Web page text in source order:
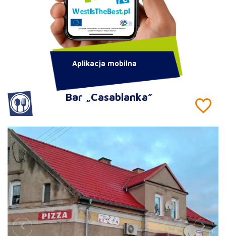
Bar „Casablanka”
Aplikacja mobilna